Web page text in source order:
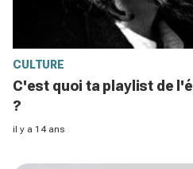
CULTURE
C'est quoi ta playlist de
?
il y a 14 ans